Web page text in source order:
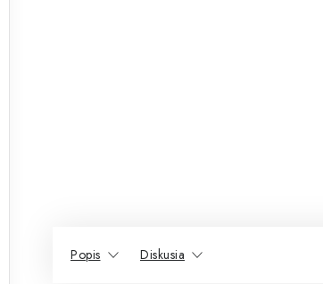
Popis Diskusia